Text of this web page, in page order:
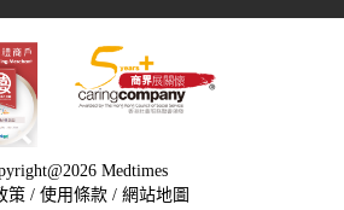
Medtimes
策 / 使用條款/ 網站地圖